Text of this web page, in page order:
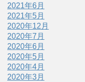
2021年6月
2021年5月
2020年12月
2020年7月
2020年6月
2020年5月
2020年4月
2020年3月